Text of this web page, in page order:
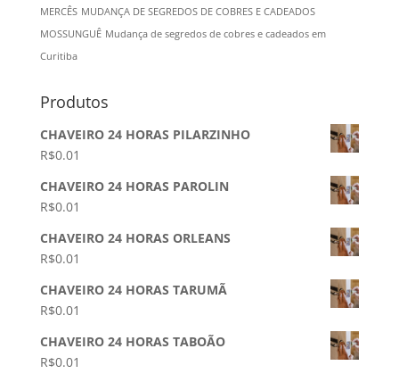
MERCÊS MUDANÇA DE SEGREDOS DE COBRES E CADEADOS
MOSSUNGUÊ Mudança de segredos de cobres e cadeados em
Curitiba
Produtos
CHAVEIRO 24 HORAS PILARZINHO
R$0.01
CHAVEIRO 24 HORAS PAROLIN
R$0.01
CHAVEIRO 24 HORAS ORLEANS
R$0.01
CHAVEIRO 24 HORAS TARUMÃ
R$0.01
CHAVEIRO 24 HORAS TABOÃO
R$0.01